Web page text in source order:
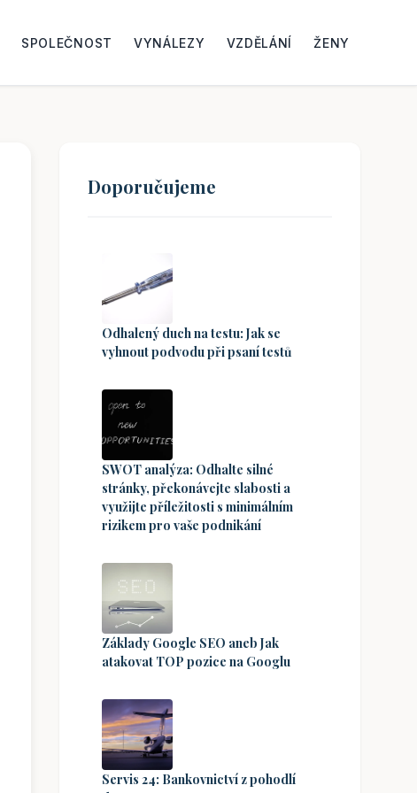
SPOLEČNOST VYNÁLEZY VZDĚLÁNÍ ŽENY
Doporučujeme
Odhalený duch na testu: Jak se
vyhnout podvodu při psaní testů
SWOT analýza: Odhalte silné
stránky, překonávejte slabosti a
využijte příležitosti s minimálním
rizikem pro vaše podnikání
Základy Google SEO aneb Jak
atakovat TOP pozice na Googlu
Servis 24: Bankovnictví z pohodlí